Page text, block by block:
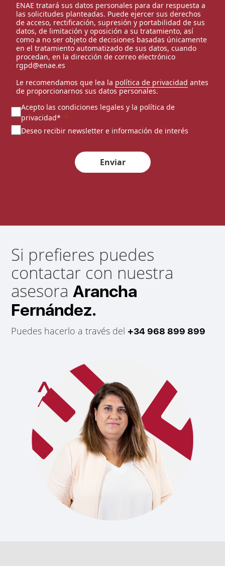
ENAE tratará sus datos personales para dar respuesta a
las solicitudes planteadas. Puede ejercer sus derechos
de acceso, rectificación, supresión y portabilidad de sus
datos, de limitación y oposición a su tratamiento, así
como a no ser objeto de decisiones basadas únicamente
en el tratamiento automatizado de sus datos, cuando
procedan, en la dirección de correo electrónico
rgpd@enae.es
Le recomendamos que lea la política de privacidad antes
de proporcionarnos sus datos personales.
Acepto las condiciones legales y la política de
privacidad*
Deseo recibir newsletter e información de interés
Enviar
Si prefieres puedes
contactar con nuestra
asesoraArancha
Fernández.
Puedes hacerlo a través del +34 968 899 899